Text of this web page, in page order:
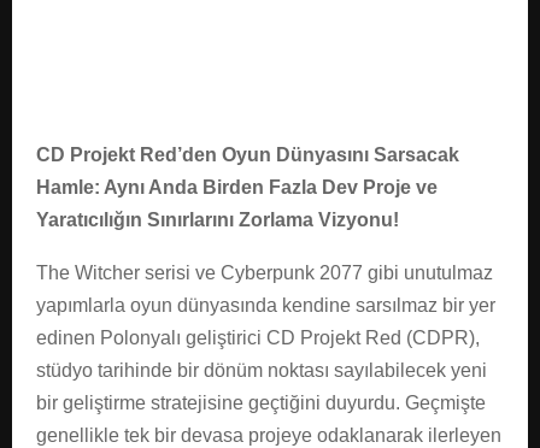
CD Projekt Red’den Oyun Dünyasını Sarsacak
Hamle: Aynı Anda Birden Fazla Dev Proje ve
Yaratıcılığın Sınırlarını Zorlama Vizyonu!
The Witcher serisi ve Cyberpunk 2077 gibi unutulmaz
yapımlarla oyun dünyasında kendine sarsılmaz bir yer
edinen Polonyalı geliştirici CD Projekt Red (CDPR),
stüdyo tarihinde bir dönüm noktası sayılabilecek yeni
bir geliştirme stratejisine geçtiğini duyurdu. Geçmişte
genellikle tek bir devasa projeye odaklanarak ilerleyen